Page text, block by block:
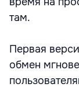
там.
Первая
обмен